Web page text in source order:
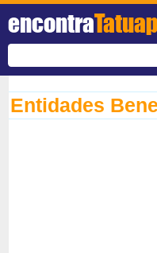
encontra
Entidades